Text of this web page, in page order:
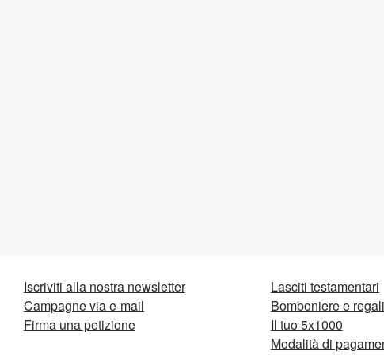
Iscriviti alla nostra newsletter
Campagne via e-mail
Firma una petizione
Lasciti testamentari
Bomboniere e regali
Il tuo 5x1000
Modalità di